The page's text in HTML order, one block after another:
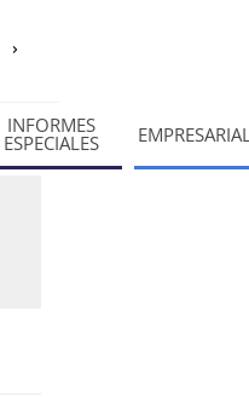
INFORMES
ESPECIALES